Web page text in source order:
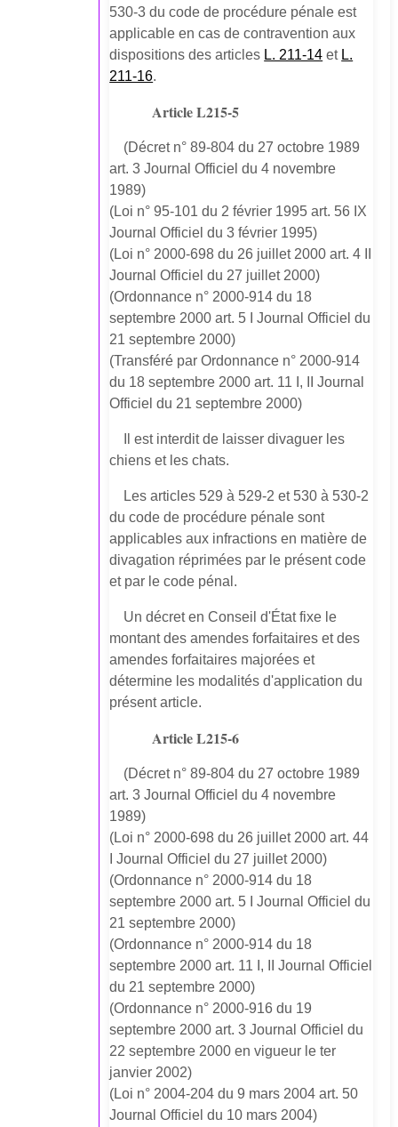
530-3 du code de procédure pénale est
applicable en cas de contravention aux
dispositions des articles L. 211-14 et L.
211-16.
Article L215-5
(Décret n° 89-804 du 27 octobre 1989
art. 3 Journal Officiel du 4 novembre
1989)
(Loi n° 95-101 du 2 février 1995 art. 56 IX
Journal Officiel du 3 février 1995)
(Loi n° 2000-698 du 26 juillet 2000 art. 4 II
Journal Officiel du 27 juillet 2000)
(Ordonnance n° 2000-914 du 18
septembre 2000 art. 5 I Journal Officiel du
21 septembre 2000)
(Transféré par Ordonnance n° 2000-914
du 18 septembre 2000 art. 11 I, II Journal
Officiel du 21 septembre 2000)
Il est interdit de laisser divaguer les
chiens et les chats.
Les articles 529 à 529-2 et 530 à 530-2
du code de procédure pénale sont
applicables aux infractions en matière de
divagation réprimées par le présent code
et par le code pénal.
Un décret en Conseil d'État fixe le
montant des amendes forfaitaires et des
amendes forfaitaires majorées et
détermine les modalités d'application du
présent article.
Article L215-6
(Décret n° 89-804 du 27 octobre 1989
art. 3 Journal Officiel du 4 novembre
1989)
(Loi n° 2000-698 du 26 juillet 2000 art. 44
I Journal Officiel du 27 juillet 2000)
(Ordonnance n° 2000-914 du 18
septembre 2000 art. 5 I Journal Officiel du
21 septembre 2000)
(Ordonnance n° 2000-914 du 18
septembre 2000 art. 11 I, II Journal Officiel
du 21 septembre 2000)
(Ordonnance n° 2000-916 du 19
septembre 2000 art. 3 Journal Officiel du
22 septembre 2000 en vigueur le ter
janvier 2002)
(Loi n° 2004-204 du 9 mars 2004 art. 50
Journal Officiel du 10 mars 2004)